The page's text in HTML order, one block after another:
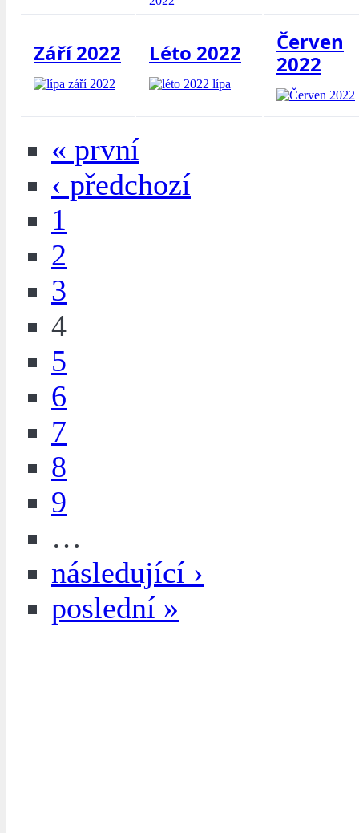
Září 2022 Léto 2022
Červen
2022
« první
‹ předchozí
1
2
3
4
5
6
7
8
9
…
následující ›
poslední »